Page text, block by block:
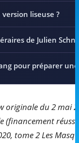
liseuse ?
de Julien
pour préparer une
du 2 mai
(financement
tome 2 Les